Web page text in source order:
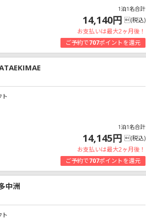
1泊1名合計
14,140円 (税込)
お支払いは最大2ヶ月後！
ご予約で707ポイントを還元
1泊1名合計
14,145円 (税込)
お支払いは最大2ヶ月後！
ご予約で707ポイントを還元
中洲